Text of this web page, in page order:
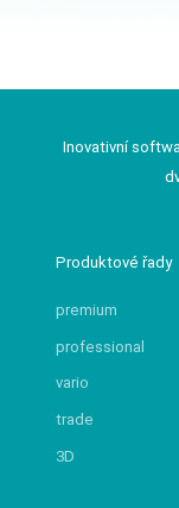
Inovativní
Produktové řady
premium
professional
vario
trade
3D